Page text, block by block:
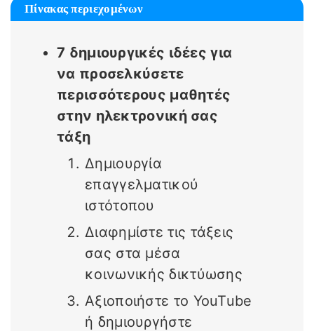
Πίνακας περιεχομένων
7 δημιουργικές ιδέες για
να προσελκύσετε
περισσότερους μαθητές
στην ηλεκτρονική σας
τάξη
Δημιουργία
επαγγελματικού
ιστότοπου
Διαφημίστε τις τάξεις
σας στα μέσα
κοινωνικής δικτύωσης
Αξιοποιήστε το YouTube
ή δημιουργήστε